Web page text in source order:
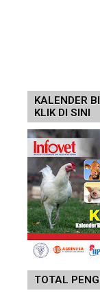
KALENDER
KLIK DI SINI
TOTAL